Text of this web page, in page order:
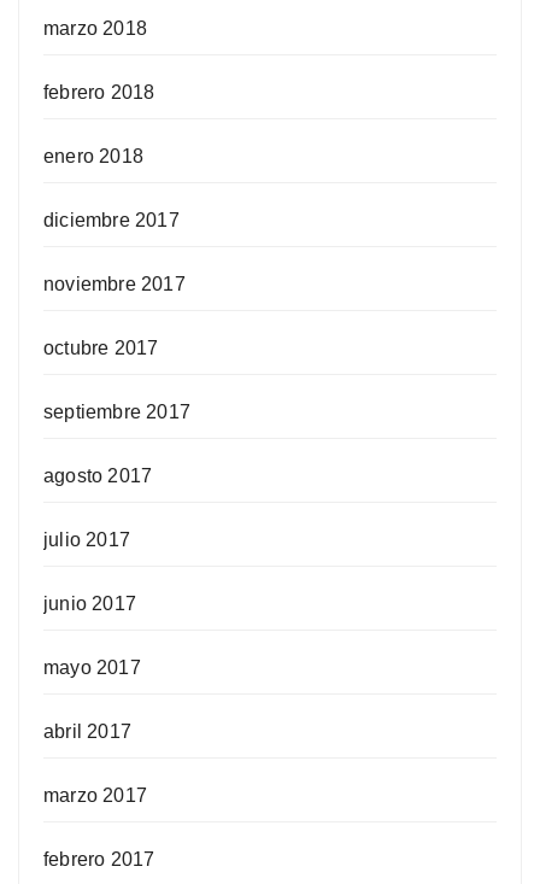
marzo 2018
febrero 2018
enero 2018
diciembre 2017
noviembre 2017
octubre 2017
septiembre 2017
agosto 2017
julio 2017
junio 2017
mayo 2017
abril 2017
marzo 2017
febrero 2017